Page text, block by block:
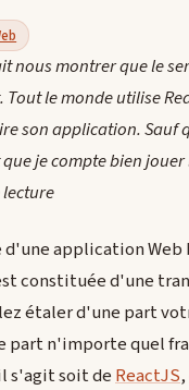
nous montrer que le
le monde utilise
son application. Sauf
je compte bien jouer
application Web
constituée d'une
étaler d'une part
part n'importe quel
s'agit soit de ReactJS,